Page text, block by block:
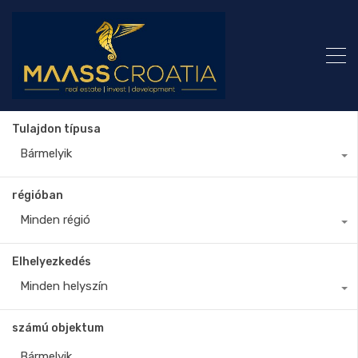
Tulajdon típusa
Bármelyik
régióban
Minden régió
Elhelyezkedés
Minden helyszín
számú objektum